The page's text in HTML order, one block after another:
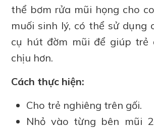
thể bơm rửa mũi họng cho
muối sinh lý, có thể sử dụng
cụ hút đờm mũi để giúp trẻ
chịu hơn.
Cách thực hiện:
Cho trẻ nghiêng trên gối.
Nhỏ vào từng bên mũi